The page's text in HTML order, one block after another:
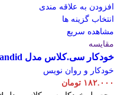
افزودن به علاقه مندی
انتخاب گزینه ها
مشاهده سریع
مقایسه
خودکار سی.کلاس مدل candid بسته 6 عددی
خودکار و روان نویس
۱۸۲.۰۰۰ تومان